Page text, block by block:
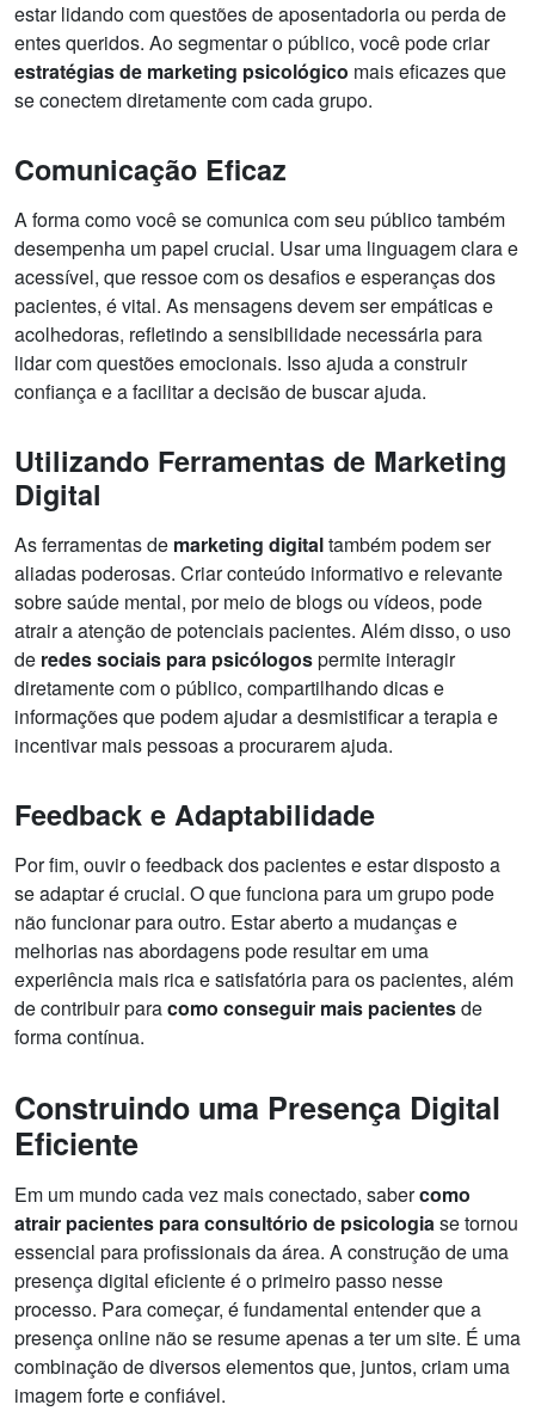
estar lidando com questões de aposentadoria ou perda de
entes queridos. Ao segmentar o público, você pode criar
estratégias de marketing psicológico mais eficazes que
se conectem diretamente com cada grupo.
Comunicação Eficaz
A forma como você se comunica com seu público também
desempenha um papel crucial. Usar uma linguagem clara e
acessível, que ressoe com os desafios e esperanças dos
pacientes, é vital. As mensagens devem ser empáticas e
acolhedoras, refletindo a sensibilidade necessária para
lidar com questões emocionais. Isso ajuda a construir
confiança e a facilitar a decisão de buscar ajuda.
Utilizando Ferramentas de Marketing
Digital
As ferramentas de marketing digitaltambém podem ser
aliadas poderosas. Criar conteúdo informativo e relevante
sobre saúde mental, por meio de blogs ou vídeos, pode
atrair a atenção de potenciais pacientes. Além disso, o uso
de redes sociais para psicólogospermite interagir
diretamente com o público, compartilhando dicas e
informações que podem ajudar a desmistificar a terapia e
incentivar mais pessoas a procurarem ajuda.
Feedback e Adaptabilidade
Por fim, ouvir o feedback dos pacientes e estar disposto a
se adaptar é crucial. O que funciona para um grupo pode
não funcionar para outro. Estar aberto a mudanças e
melhorias nas abordagens pode resultar em uma
experiência mais rica e satisfatória para os pacientes, além
de contribuir paracomo conseguir mais pacientesde
forma contínua.
Construindo uma Presença Digital
Eficiente
Em um mundo cada vez mais conectado, sabercomo
atrair pacientes para consultório de psicologiase tornou
essencial para profissionais da área. A construção de uma
presença digital eficiente é o primeiro passo nesse
processo. Para começar, é fundamental entender que a
presença online não se resume apenas a ter um site. É uma
combinação de diversos elementos que, juntos, criam uma
imagem forte e confiável.